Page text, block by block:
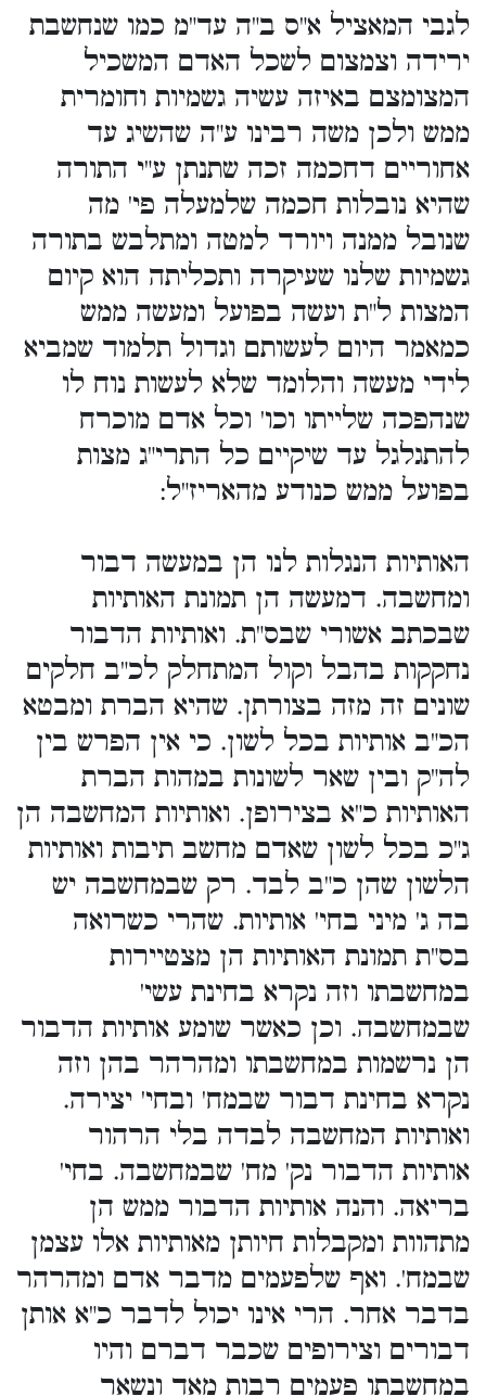
לגבי המאציל א"ס ב"ה עד"מ כמו שנחשבת
ירידה וצמצום לשכל האדם המשכיל
המצומצם באיזה עשיה גשמיות וחומרית
ממש ולכן משה רבינו ע"ה שהשיג עד
אחוריים דחכמה זכה שתנתן ע"י התורה
שהיא נובלות חכמה שלמעלה פי' מה
שנובל ממנה ויורד למטה ומתלבש בתורה
גשמיות שלנו שעיקרה ותכליתה הוא קיום
המצות ל"ת ועשה בפועל ומעשה ממש
כמאמר היום לעשותם וגדול תלמוד שמביא
לידי מעשה והלומד שלא לעשות נוח לו
שנהפכה שלייתו וכו' וכל אדם מוכרח
להתגלגל עד שיקיים כל התרי"ג מצות
בפועל ממש כנודע מהאריז"ל:
האותיות הנגלות לנו הן במעשה דבור
ומחשבה. דמעשה הן תמונת האותיות
שבכתב אשורי שבס"ת. ואותיות הדבור
נחקקות בהבל וקול המתחלק לכ"ב חלקים
שונים זה מזה בצורתן. שהיא הברת ומבטא
הכ"ב אותיות בכל לשון. כי אין הפרש בין
לה"ק ובין שאר לשונות במהות הברת
האותיות כ"א בצירופן. ואותיות המחשבה הן
ג"כ בכל לשון שאדם מחשב תיבות ואותיות
הלשון שהן כ"ב לבד. רק שבמחשבה יש
בה ג' מיני בחי' אותיות. שהרי כשרואה
בס"ת תמונת האותיות הן מצטיירות
במחשבתו וזה נקרא בחינת עשי'
שבמחשבה. וכן כאשר שומע אותיות הדבור
הן נרשמות במחשבתו ומהרהר בהן וזה
נקרא בחינת דבור שבמח' ובחי' יצירה.
ואותיות המחשבה לבדה בלי הרהור
אותיות הדבור נק' מח' שבמחשבה. בחי'
בריאה. והנה אותיות הדבור ממש הן
מתהוות ומקבלות חיותן מאותיות אלו עצמן
שבמח'. ואף שלפעמים מדבר אדם ומהרהר
בדבר אחר. הרי אינו יכול לדבר כ"א אותן
דבורים וצירופים שכבר דברם והיו
במחשבתו פעמים רבות מאד ונשאר